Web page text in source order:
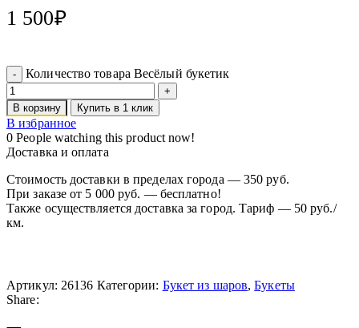
1 500₽
Количество товара Весёлый букетик
В корзину Купить в 1 клик
В избранное
0 People watching this product now!
Доставка и оплата
Стоимость доставки в пределах города — 350 руб.
При заказе от 5 000 руб. — бесплатно!
Также осуществляется доставка за город. Тариф — 50 руб./
км.
Артикул: 26136 Категории: Букет из шаров, Букеты
Share: